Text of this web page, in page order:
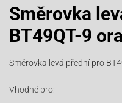
Směrovka
BT49QT-9
Směrovka levá přední pro
Vhodné pro: